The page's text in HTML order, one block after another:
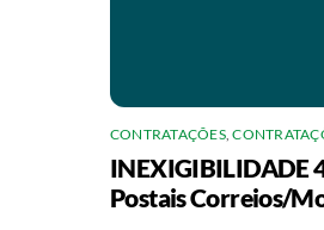
CONTRATAÇÕES,
INEXIGIBILIDADE
Postais Correios/